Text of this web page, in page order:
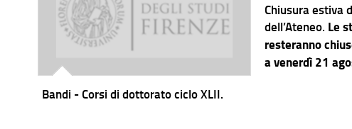
Bandi - Corsi di dottorato ciclo XLII.
Chiusura estiva
dell’Ateneo. Le
resteranno
a venerdì 21